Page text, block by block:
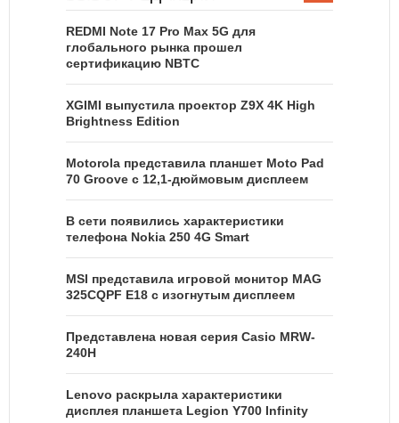
REDMI Note 17 Pro Max 5G для
глобального рынка прошел
сертификацию NBTC
XGIMI выпустила проектор Z9X 4K High
Brightness Edition
Motorola представила планшет Moto Pad
70 Groove с 12,1-дюймовым дисплеем
В сети появились характеристики
телефона Nokia 250 4G Smart
MSI представила игровой монитор MAG
325CQPF E18 с изогнутым дисплеем
Представлена новая серия Casio MRW-
240H
Lenovo раскрыла характеристики
дисплея планшета Legion Y700 Infinity